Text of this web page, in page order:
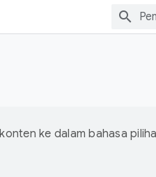
ke dalam bahasa